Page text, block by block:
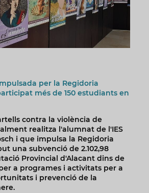
per la Regidoria
més de 150 estudiants en
contra la violència de
realitza l'alumnat de l'IES
i que impulsa la Regidoria
una subvenció de 2.102,98
Provincial d'Alacant dins de
a programes i activitats per a
i prevenció de la